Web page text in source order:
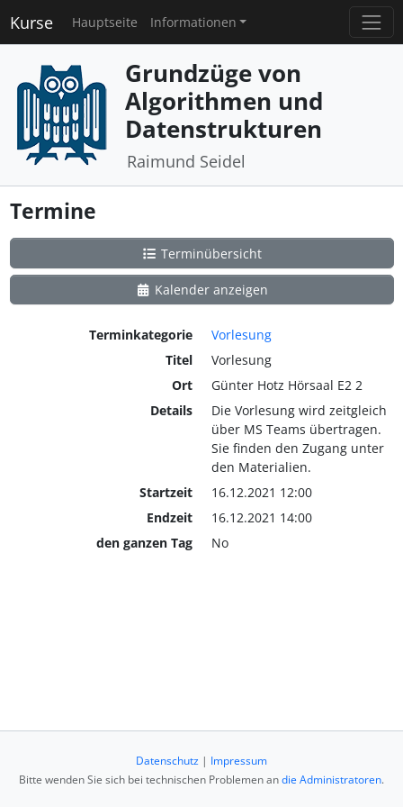
Kurse Hauptseite Informationen
Grundzüge von
Algorithmen und
Datenstrukturen
Raimund Seidel
Termine
Terminübersicht
Kalender anzeigen
Terminkategorie
Vorlesung
Titel
Vorlesung
Ort
Günter Hotz Hörsaal E2 2
Details
Die Vorlesung wird zeitgleich
über MS Teams übertragen.
Sie finden den Zugang unter
den Materialien.
Startzeit
16.12.2021 12:00
Endzeit
16.12.2021 14:00
den ganzen Tag
No
Datenschutz | Impressum
Bitte wenden Sie sich bei technischen Problemen andie Administratoren.